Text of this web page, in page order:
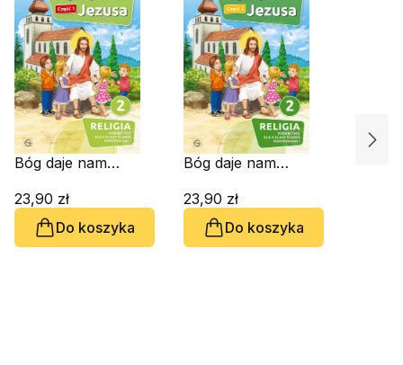
Bóg daje nam
dla 2 klasy. Cz. 1
23,90 zł
Do koszyka
Bóg daje nam
dla 2 klasy. Cz. 2
23,90 zł
Do koszyka